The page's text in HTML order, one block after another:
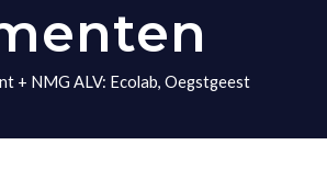
+ NMG ALV: Ecolab, Oegstgeest